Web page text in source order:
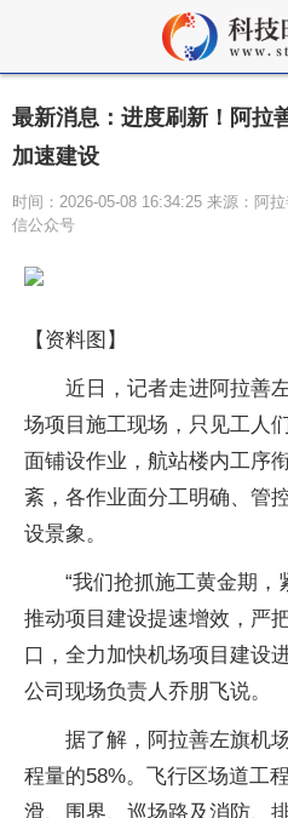
最新消息：进度刷新！阿拉
加速建设
时间：2026-05-08 16:34:25 来源：阿
信公众号
【资料图】
近日，记者走进阿拉善
场项目施工现场，只见工人
面铺设作业，航站楼内工序
紊，各作业面分工明确、管
设景象。
“我们抢抓施工黄金期
推动项目建设提速增效，严
口，全力加快机场项目建设
公司现场负责人乔朋飞说。
据了解，阿拉善左旗机
程量的58%。飞行区场道工
滑、围界、巡场路及消防、